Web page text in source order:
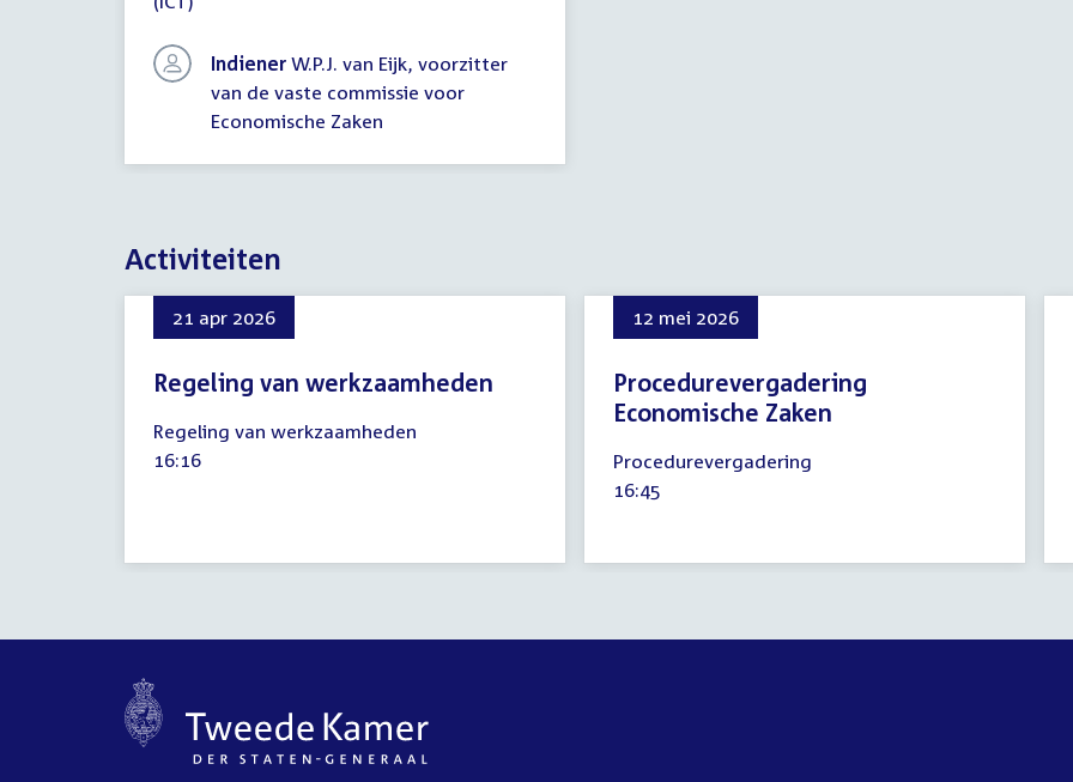
Indiener W.P.J. van Eijk, voorzitter
van de vaste commissie voor
Economische Zaken
Activiteiten
21 apr 2026
Regeling van werkzaamheden
april
2026
Regeling van werkzaamheden
Tijd
16:16
12 mei 2026
Procedurevergadering
Economische Zaken
mei
2026
Procedurevergadering
Tijd
16:45